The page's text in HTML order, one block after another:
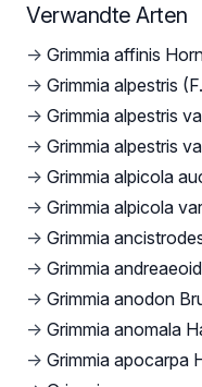
Verwandte Arten
→ Grimmia affinis
→ Grimmia alpestris
→ Grimmia alpestris
→ Grimmia alpestris
→ Grimmia alpicola
→ Grimmia alpicola
→ Grimmia
→ Grimmia
→ Grimmia anodon
→ Grimmia anomala
→ Grimmia apocarpa